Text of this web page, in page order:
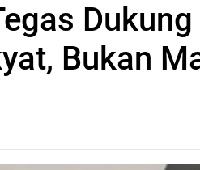
Bukan